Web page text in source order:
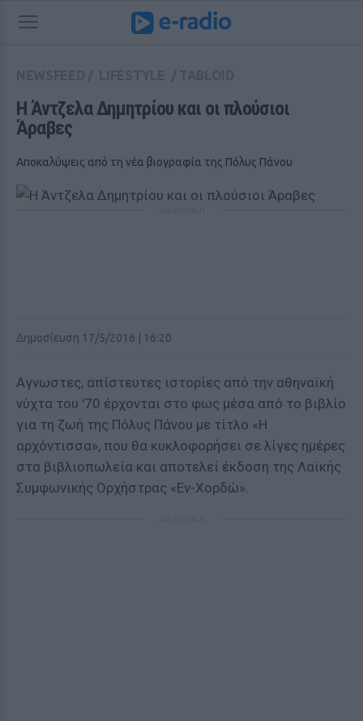
Η Άντζελα Δημητρίου και οι πλούσιοι
Άραβες
Αποκαλύψεις από τη νέα βιογραφία της Πόλυς Πάνου
Δημοσίευση 17/5/2016 | 16:20
Αγνωστες, απίστευτες ιστορίες από την αθηναϊκή
νύχτα του '70 έρχονται στο φως μέσα από το βιβλίο
για τη ζωή της Πόλυς Πάνου με τίτλο «Η
αρχόντισσα», που θα κυκλοφορήσει σε λίγες ημέρες
στα βιβλιοπωλεία και αποτελεί έκδοση της Λαϊκής
Συμφωνικής Ορχήστρας «Εν-Χορδώ».